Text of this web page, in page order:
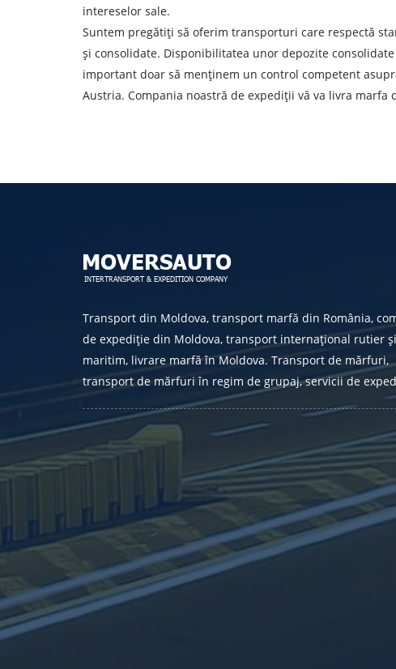
intereselor sale.
Suntem pregătiți să oferim transporturi care respectă
și consolidate. Disponibilitatea unor depozite
important doar să menținem un control competent
Austria. Compania noastră de expediții vă va livra marfa
Transport din Moldova, transport marfă din România,
de expediție din Moldova, transport internațional rutier și
maritim, livrare marfă în Moldova. Transport de mărfuri,
transport de mărfuri în regim de grupaj, servicii de
Orașul de descărcare de gestiune
Tipul de transport
Persoana de contact